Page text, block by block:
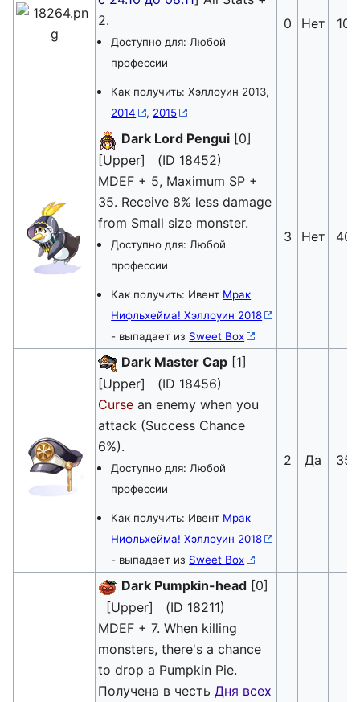
2.
Доступно для: Любой
профессии
Как получить: Хэллоуин 2013,
2014
, 2015
0 Нет 10
Dark Lord Pengui [0]
[Upper] (ID 18452)
MDEF + 5, Maximum SP +
35. Receive 8% less damage
from Small size monster.
Доступно для: Любой
профессии
Как получить: Ивент Мрак
Нифльхейма! Хэллоуин 2018
- выпадает из Sweet Box
3 Нет 40
Dark Master Cap [1]
[Upper] (ID 18456)
Curse an enemy when you
attack (Success Chance
6%).
Доступно для: Любой
профессии
Как получить: Ивент Мрак
Нифльхейма! Хэллоуин 2018
- выпадает из Sweet Box
2 Да 35
Dark Pumpkin-head [0]
[Upper] (ID 18211)
MDEF + 7. When killing
monsters, there's a chance
to drop a Pumpkin Pie.
Получена в честьДня всех